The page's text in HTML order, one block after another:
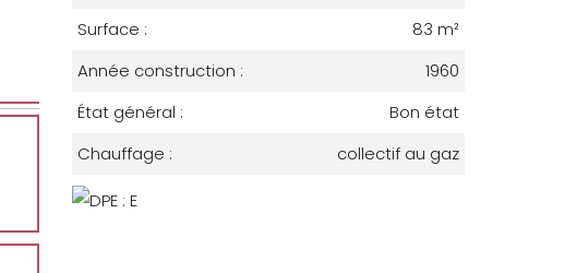
Surface :
83 m²
Année construction :
1960
État général :
Bon état
Chauffage :
collectif au gaz